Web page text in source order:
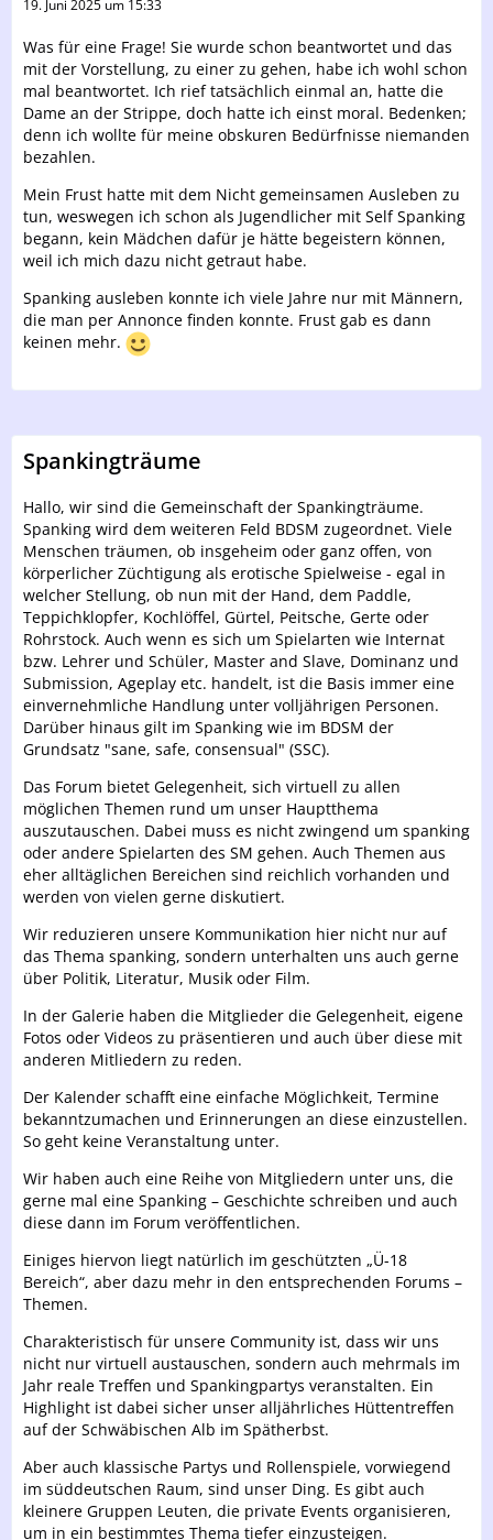
19. Juni 2025 um 15:33
Was für eine Frage! Sie wurde schon beantwortet und das
mit der Vorstellung, zu einer zu gehen, habe ich wohl schon
mal beantwortet. Ich rief tatsächlich einmal an, hatte die
Dame an der Strippe, doch hatte ich einst moral. Bedenken;
denn ich wollte für meine obskuren Bedürfnisse niemanden
bezahlen.
Mein Frust hatte mit dem Nicht gemeinsamen Ausleben zu
tun, weswegen ich schon als Jugendlicher mit Self Spanking
begann, kein Mädchen dafür je hätte begeistern können,
weil ich mich dazu nicht getraut habe.
Spanking ausleben konnte ich viele Jahre nur mit Männern,
die man per Annonce finden konnte. Frust gab es dann
keinen mehr.
Spankingträume
Hallo, wir sind die Gemeinschaft der Spankingträume.
Spanking wird dem weiteren Feld BDSM zugeordnet. Viele
Menschen träumen, ob insgeheim oder ganz offen, von
körperlicher Züchtigung als erotische Spielweise - egal in
welcher Stellung, ob nun mit der Hand, dem Paddle,
Teppichklopfer, Kochlöffel, Gürtel, Peitsche, Gerte oder
Rohrstock. Auch wenn es sich um Spielarten wie Internat
bzw. Lehrer und Schüler, Master and Slave, Dominanz und
Submission, Ageplay etc. handelt, ist die Basis immer eine
einvernehmliche Handlung unter volljährigen Personen.
Darüber hinaus gilt im Spanking wie im BDSM der
Grundsatz "sane, safe, consensual" (SSC).
Das Forum bietet Gelegenheit, sich virtuell zu allen
möglichen Themen rund um unser Hauptthema
auszutauschen. Dabei muss es nicht zwingend um spanking
oder andere Spielarten des SM gehen. Auch Themen aus
eher alltäglichen Bereichen sind reichlich vorhanden und
werden von vielen gerne diskutiert.
Wir reduzieren unsere Kommunikation hier nicht nur auf
das Thema spanking, sondern unterhalten uns auch gerne
über Politik, Literatur, Musik oder Film.
In der Galerie haben die Mitglieder die Gelegenheit, eigene
Fotos oder Videos zu präsentieren und auch über diese mit
anderen Mitliedern zu reden.
Der Kalender schafft eine einfache Möglichkeit, Termine
bekanntzumachen und Erinnerungen an diese einzustellen.
So geht keine Veranstaltung unter.
Wir haben auch eine Reihe von Mitgliedern unter uns, die
gerne mal eine Spanking – Geschichte schreiben und auch
diese dann im Forum veröffentlichen.
Einiges hiervon liegt natürlich im geschützten „Ü-18
Bereich“, aber dazu mehr in den entsprechenden Forums –
Themen.
Charakteristisch für unsere Community ist, dass wir uns
nicht nur virtuell austauschen, sondern auch mehrmals im
Jahr reale Treffen und Spankingpartys veranstalten. Ein
Highlight ist dabei sicher unser alljährliches Hüttentreffen
auf der Schwäbischen Alb im Spätherbst.
Aber auch klassische Partys und Rollenspiele, vorwiegend
im süddeutschen Raum, sind unser Ding. Es gibt auch
kleinere Gruppen Leuten, die private Events organisieren,
um in ein bestimmtes Thema tiefer einzusteigen.